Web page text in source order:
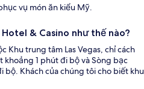
vụ món ăn kiểu Mỹ.
& Casino như thế nào?
Khu trung tâm Las Vegas, chỉ cách
khoảng 1 phút đi bộ và Sòng bạc
Khách của chúng tôi cho biết khu